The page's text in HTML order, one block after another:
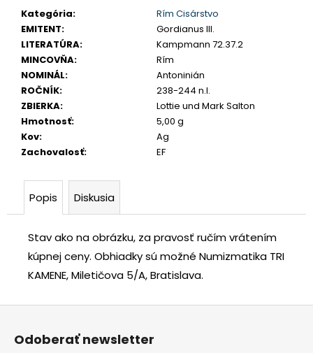
Kategória:
Rím Cisárstvo
EMITENT:
Gordianus III.
LITERATÚRA:
Kampmann 72.37.2
MINCOVŇA:
Rím
NOMINÁL:
Antoninián
ROČNÍK:
238-244 n.l.
ZBIERKA:
Lottie und Mark Salton
Hmotnosť:
5,00 g
Kov:
Ag
Zachovalosť: EF
Popis Diskusia
Stav ako na obrázku, za pravosť ručím vrátením
kúpnej ceny. Obhiadky sú možné Numizmatika TRI
KAMENE, Miletičova 5/A, Bratislava.
GRAJCIAR
1706
IP
SANKT
VEIT
€80
Z
Odoberať newsletter